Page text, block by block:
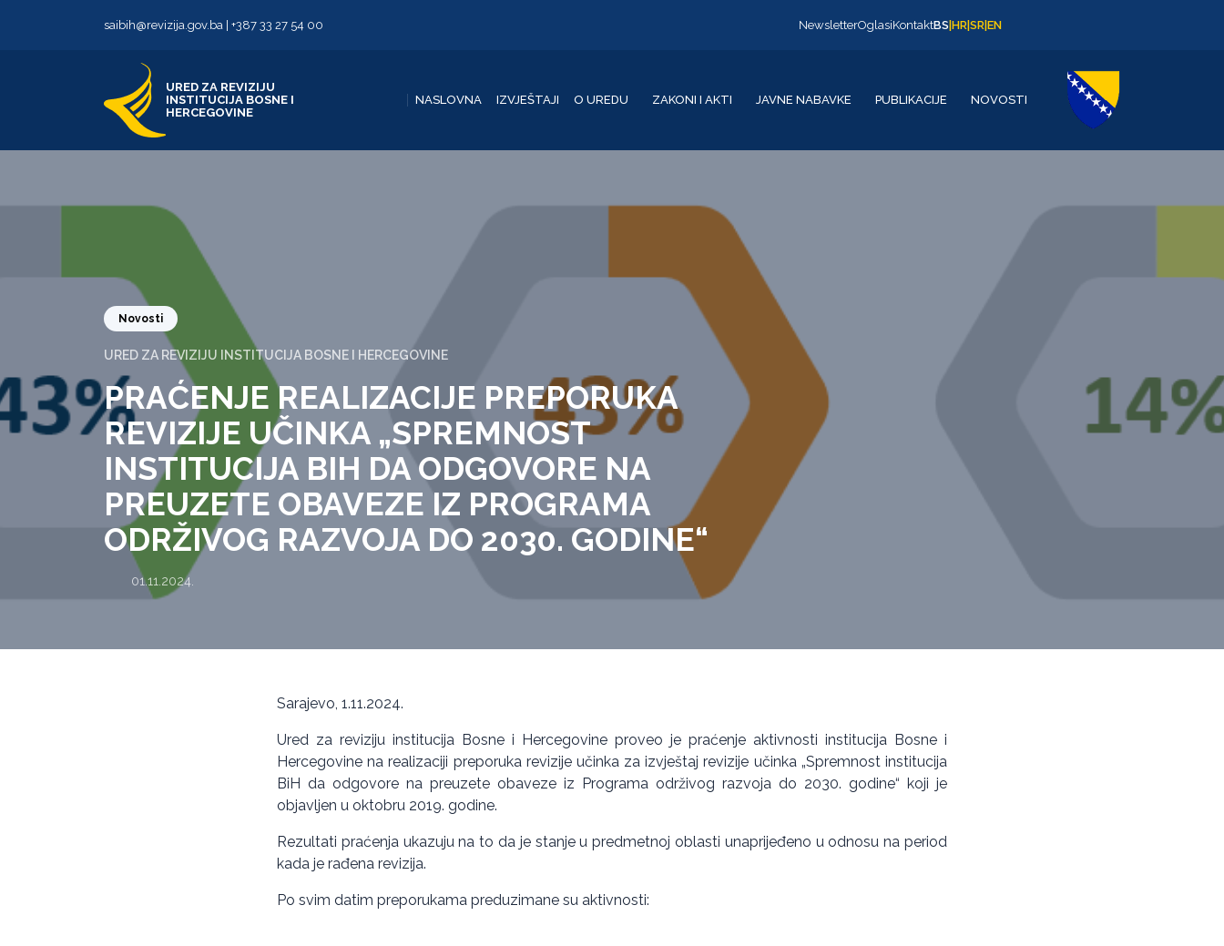
saibih@revizija.gov.ba +387 33 27 54 00 NewsletterOglasiKontaktBS HR SR EN
URED ZA REVIZIJU
INSTITUCIJA BOSNE I
HERCEGOVINE
NASLOVNA IZVJEŠTAJI O UREDU ZAKONI I AKTI JAVNE NABAVKE PUBLIKACIJE NOVOSTI
Novosti
URED ZA REVIZIJU INSTITUCIJA BOSNE I HERCEGOVINE
PRAĆENJE REALIZACIJE PREPORUKA
REVIZIJE UČINKA „SPREMNOST
INSTITUCIJA BIH DA ODGOVORE NA
PREUZETE OBAVEZE IZ PROGRAMA
ODRŽIVOG RAZVOJA DO 2030. GODINE“
01.11.2024.
Sarajevo, 1.11.2024.
Ured za reviziju institucija Bosne i Hercegovine proveo je praćenje aktivnosti institucija Bosne i
Hercegovine na realizaciji preporuka revizije učinka za izvještaj revizije učinka „Spremnost institucija
BiH da odgovore na preuzete obaveze iz Programa održivog razvoja do 2030. godine“ koji je
objavljen u oktobru 2019. godine.
Rezultati praćenja ukazuju na to da je stanje u predmetnoj oblasti unaprijeđeno u odnosu na period
kada je rađena revizija.
Po svim datim preporukama preduzimane su aktivnosti: